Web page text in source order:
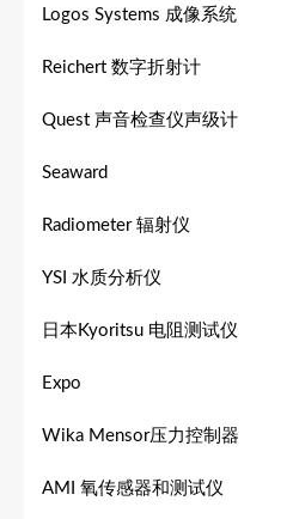
Logos Systems 成像系统
Reichert 数字折射计
Quest 声音检查仪声级计
Seaward
Radiometer 辐射仪
YSI 水质分析仪
日本Kyoritsu 电阻测试仪
Expo
Wika Mensor压力控制器
AMI 氧传感器和测试仪